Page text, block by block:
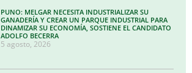
PUNO: MELGAR NECESITA INDUSTRIALIZAR SU
GANADERÍA Y CREAR UN PARQUE INDUSTRIAL PARA
DINAMIZAR SU ECONOMÍA, SOSTIENE EL CANDIDATO
ADOLFO BECERRA
5 agosto, 2026